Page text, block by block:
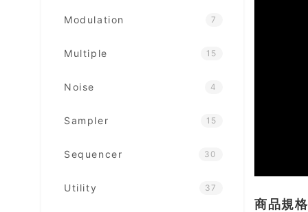
Modulation 7
Multiple 15
Noise 4
Sampler 15
Sequencer 30
Utility 37
商品規格